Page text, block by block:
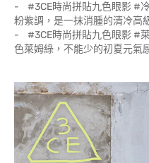
- #3CE時尚拼貼九色眼影 #冷
粉紫調，是一抹消腫的清冷高
- #3CE時尚拼貼九色眼影 #萊
色萊姆綠，不能少的初夏元氣